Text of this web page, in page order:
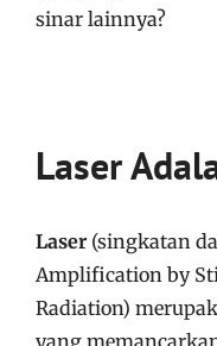
sinar lainnya?
Laser
Laser (singkatan
Amplification by
Radiation)